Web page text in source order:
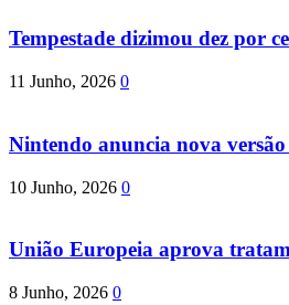
Tempestade dizimou dez por
11 Junho, 2026 0
Nintendo anuncia nova
10 Junho, 2026 0
União Europeia aprova
8 Junho, 2026 0